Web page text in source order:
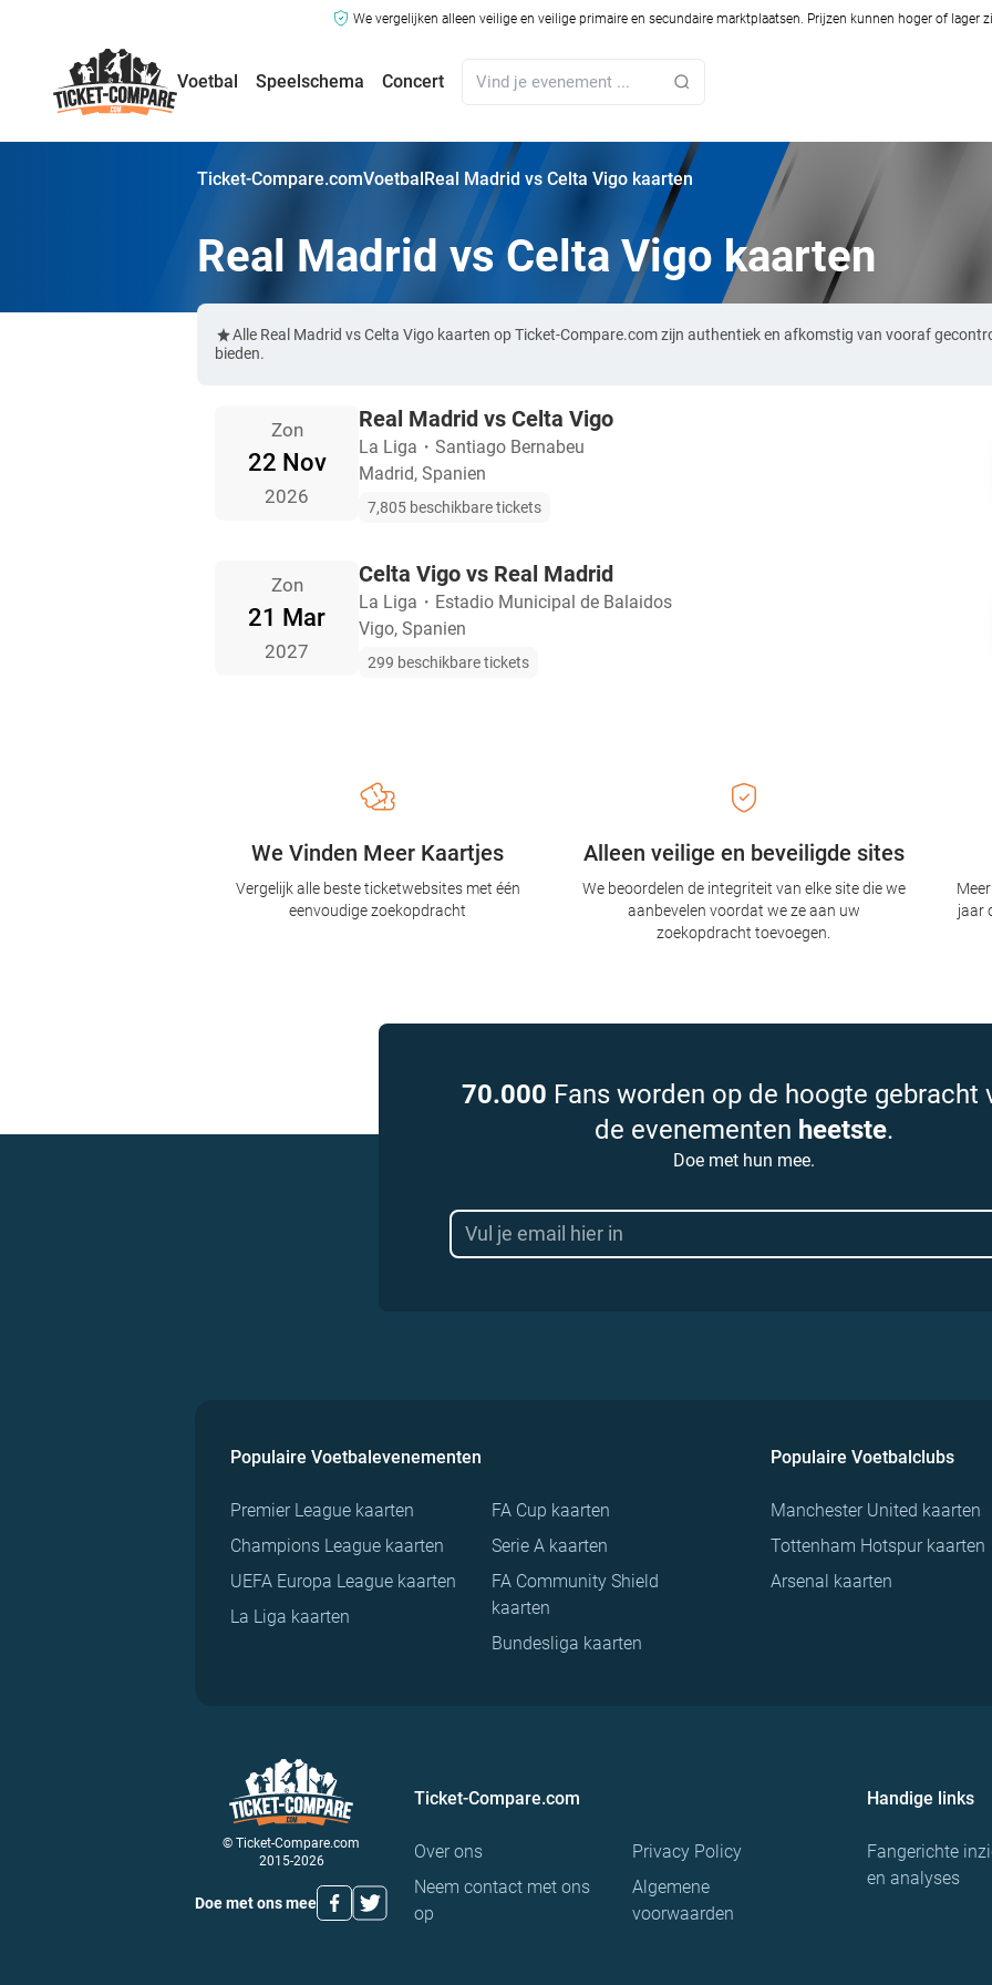
We vergelijken alleen veilige en veilige primaire en secundaire marktplaatsen. Prijzen kunnen hoger of lager
Voetbal Speelschema Concert
Ticket-Compare.comVoetbalReal Madrid vs Celta Vigo kaarten
Real Madrid vs Celta Vigo kaarten
Alle Real Madrid vs Celta Vigo kaarten op Ticket-Compare.com zijn authentiek en afkomstig van vooraf
bieden.
Zon
22 Nov
2026
Real Madrid vs Celta Vigo
La Liga ・ Santiago Bernabeu
Madrid, Spanien
7,805 beschikbare tickets
Zon
21 Mar
2027
Celta Vigo vs Real Madrid
La Liga ・ Estadio Municipal de Balaidos
Vigo, Spanien
299 beschikbare tickets
Alleen veilige en beveiligde sites
We beoordelen de integriteit van elke site die we
aanbevelen voordat we ze aan uw
zoekopdracht toevoegen.
We Vinden Meer Kaartjes
Vergelijk alle beste ticketwebsites met één
eenvoudige zoekopdracht
jaar
70.000 Fans worden op de hoogte gebracht
de evenementen heetste.
Doe met hun mee.
Populaire Voetbalevenementen
Premier League kaarten
Champions League kaarten
UEFA Europa League kaarten
La Liga kaarten
FA Cup kaarten
Serie A kaarten
FA Community Shield
kaarten
Bundesliga kaarten
Populaire Voetbalclubs
Manchester United kaarten
Tottenham Hotspur kaarten
Arsenal kaarten
© Ticket-Compare.com
2015-2026
Doe met ons mee
Ticket-Compare.com
Over ons
Neem contact met ons
op
Privacy Policy
Algemene
voorwaarden
Handige links
Fangerichte
en analyses